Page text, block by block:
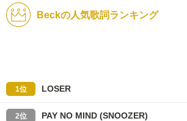
Beckの人気歌詞ランキング
1位 LOSER
2位 PAY NO MIND (SNOOZER)